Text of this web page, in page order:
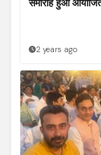
2 years ago